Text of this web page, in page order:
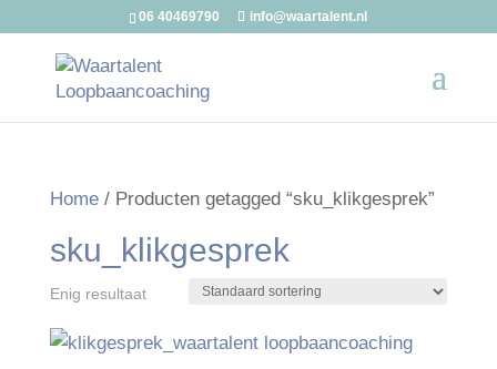
06 40469790 info@waartalent.nl
Home/ Producten getagged “sku_klikgesprek”
sku_klikgesprek
Enig resultaat